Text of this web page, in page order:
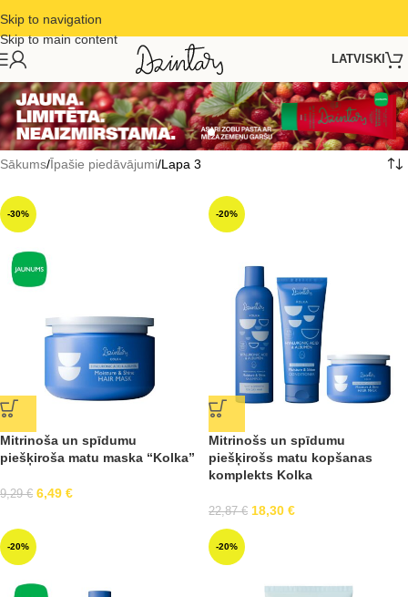
Skip to navigation
Skip to main content
LATVISKI
Sākums Īpašie piedāvājumi Lapa 3
-30%
Mitrinoša un spīdumu
piešķiroša matu maska “Kolka”
9,29€ 6,49 €
-20%
Mitrinošs un spīdumu
piešķirošs matu kopšanas
komplekts Kolka
22,87€ 18,30 €
-20% -20%